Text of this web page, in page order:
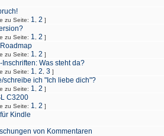
zu Seite: 1 2 ]
zu Seite: 1 2 ]
zu Seite: 1 2 ]
Inschriften: Was steht da?
zu Seite: 1 2 3 ]
schreibe ich "Ich liebe dich"?
zu Seite: 1 2 ]
C3200
zu Seite: 1 2 ]
Kindle
von Kommentaren